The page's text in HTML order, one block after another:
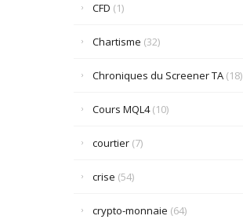
CFD (1)
Chartisme (32)
Chroniques du Screener TA(18)
Cours MQL4(10)
courtier(7)
crise (54)
crypto-monnaie (64)